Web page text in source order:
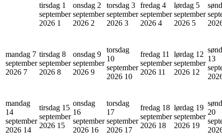
tirsdag 1
september
2026 1
onsdag 2
september
2026 2
torsdag 3
september
2026 3
fredag 4
september
2026 4
lørdag 5
september
2026 5
mandag 7
september
2026 7
tirsdag 8
september
2026 8
onsdag 9
september
2026 9
torsdag
10
september
2026 10
fredag 11
september
2026 11
lørdag 12
september
2026 12
13
mandag
14
september
2026 14
tirsdag 15
september
2026 15
onsdag
16
september
2026 16
torsdag
17
september
2026 17
fredag 18
september
2026 18
lørdag 19
september
2026 19
20